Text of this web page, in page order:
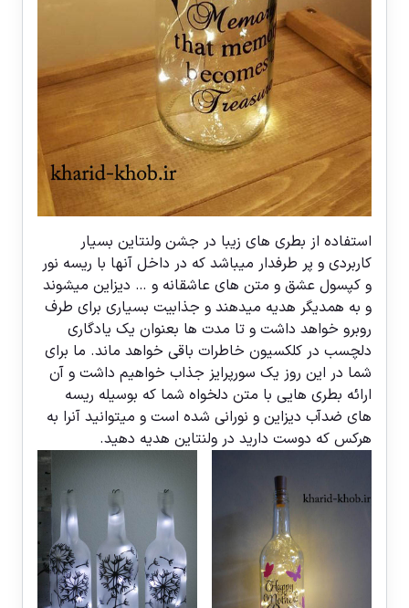
استفاده از بطری های زیبا در جشن ولنتاین بسیار
کاربردی و پر طرفدار میباشد که در داخل آنها با ریسه نور
و کپسول عشق و متن های عاشقانه و … دیزاین میشوند
و به همدیگر هدیه میدهند و جذابیت بسیاری برای طرف
روبرو خواهد داشت و تا مدت ها بعنوان یک یادگاری
دلچسب در کلکسیون خاطرات باقی خواهد ماند. ما برای
شما در این روز یک سورپرایز جذاب خواهیم داشت و آن
ارائه بطری هایی با متن دلخواه شما که بوسیله ریسه
های ضدآب دیزاین و نورانی شده است و میتوانید آنرا به
هرکس که دوست دارید در ولنتاین هدیه دهید.